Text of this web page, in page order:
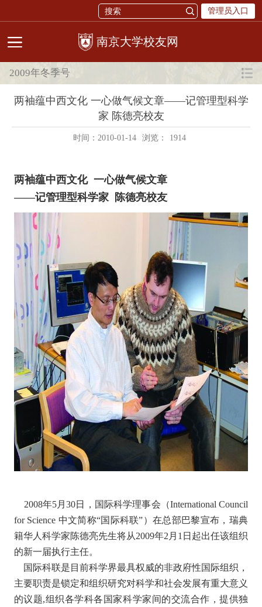
管理员入口
校友网
2009年冬季号
两袖蕴中西文化 一心做气候文章——记管理型科学
家 陈德亮校友
时间：2010-01-14 浏览： 1914
两袖蕴中西文化 一心做气候文章
——记管理型科学家 陈德亮校友
2008年5月30日，国际科学理事会（International Council
for Science 中文简称“国际科联”）在总部巴黎宣布，瑞典
籍华人科学家陈德亮先生将从2009年2月1日起出任该组织
的新一届执行主任。
国际科联是目前科学界最具权威的非政府性国际组织，
主要职责是锁定和组织研究对科学和社会发展有重大意义
的议题,组织各学科各国家科学家间的交流合作，提供独